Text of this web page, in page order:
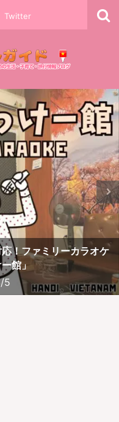
Twitter
レット「Very Nice
イタリアンチャーム作
3